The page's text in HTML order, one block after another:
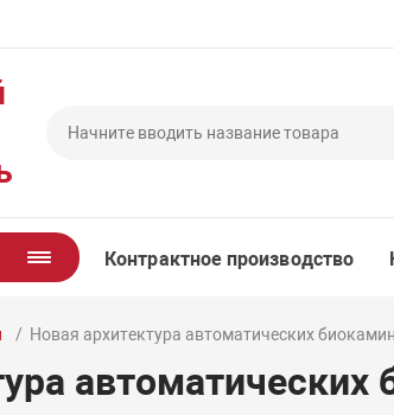
Контрактное производство
Новая архитектура автоматических
автоматических